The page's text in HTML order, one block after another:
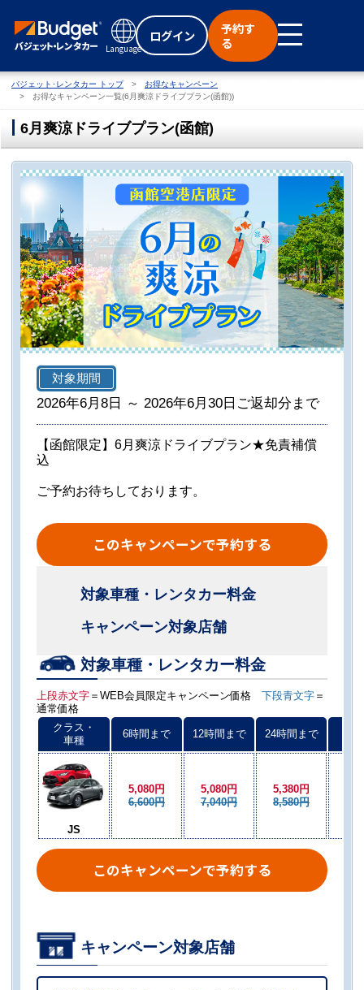
Language
ログイン
予約す
る
バジェット･レンタカー トップ
お得なキャンペーン
お得なキャンペーン一覧(6月爽涼ドライブプラン(函館))
6月爽涼ドライブプラン(函館)
対象期間
2026年6月8日 ～ 2026年6月30日ご返却分まで
【函館限定】6月爽涼ドライブプラン★免責補償
込
ご予約お待ちしております。
このキャンペーンで予約する
対象車種・レンタカー料金
キャンペーン対象店舗
対象車種・レンタカー料金
上段赤文字 ＝WEB会員限定キャンペーン価格 下段青文字 ＝
通常価格
クラス・
車種
6時間まで 12時間まで 24時間まで
JS
5,080円
6,600円
5,080円
7,040円
5,380円
8,580円
このキャンペーンで予約する
キャンペーン対象店舗